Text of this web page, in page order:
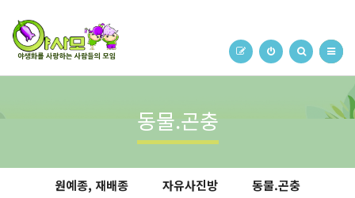
동물.곤충
원예종, 재배종 자유사진방 동물.곤충